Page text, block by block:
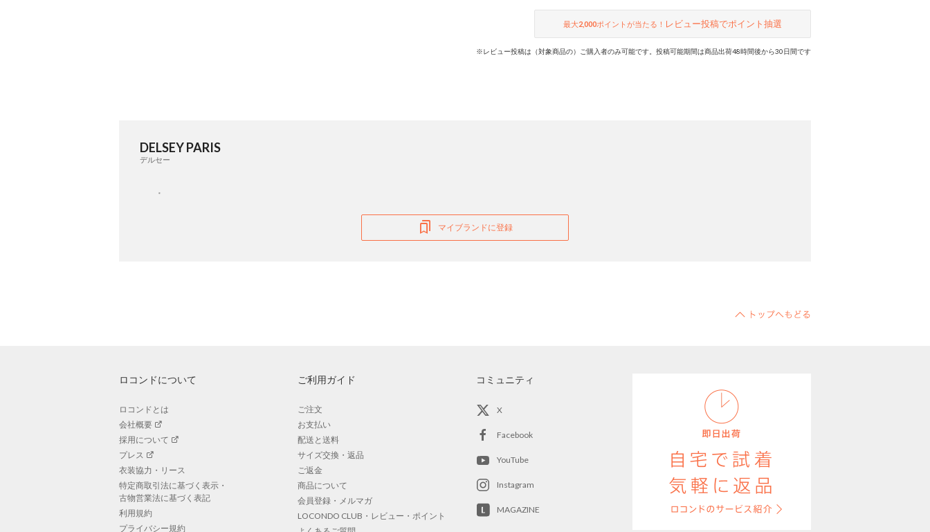
最大2,000ポイントが当たる！ レビュー投稿でポイント抽選
※レビュー投稿は（対象商品の）ご購入者のみ可能です。投稿可能期間は商品出荷48時間後から30日間です
DELSEY PARIS
デルセー
マイブランドに登録
ロコンドについて
ロコンドとは
会社概要
採用について
プレス
衣装協力・リース
特定商取引法に基づく表示・
古物営業法に基づく表記
利用規約
プライバシー規約
ご利用ガイド
ご注文
お支払い
配送と送料
サイズ交換・返品
ご返金
商品について
会員登録・メルマガ
LOCONDO CLUB・レビュー・ポイント
コミュニティ
X
Facebook
YouTube
Instagram
MAGAZINE